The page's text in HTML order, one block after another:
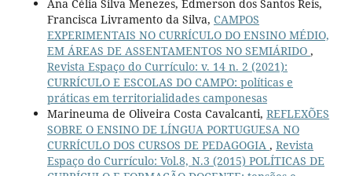
Ana Célia Silva Menezes, Edmerson dos Santos Reis,
Francisca Livramento da Silva, CAMPOS
EXPERIMENTAIS NO CURRÍCULO DO ENSINO MÉDIO,
EM ÁREAS DE ASSENTAMENTOS NO SEMIÁRIDO ,
Revista Espaço do Currículo: v. 14 n. 2 (2021):
CURRÍCULO E ESCOLAS DO CAMPO: políticas e
práticas em territorialidades camponesas
Marineuma de Oliveira Costa Cavalcanti, REFLEXÕES
SOBRE O ENSINO DE LÍNGUA PORTUGUESA NO
CURRÍCULO DOS CURSOS DE PEDAGOGIA , Revista
Espaço do Currículo: Vol.8, N.3 (2015) POLÍTICAS DE